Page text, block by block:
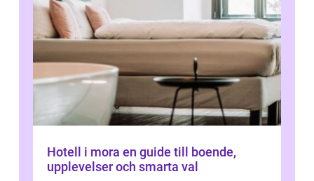
Hotell i mora en guide till boende,
upplevelser och smarta val